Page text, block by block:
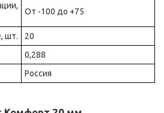
От -100 до +75
шт.
20
0,288
Россия